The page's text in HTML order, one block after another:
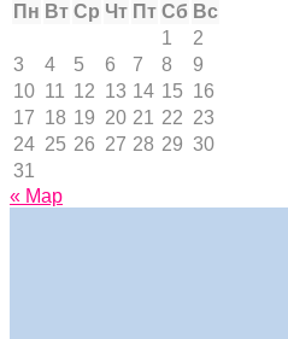
Пн Вт Ср Чт Пт Сб Вс
1
2
3
4 5 6 7 8
9
10 11 12 13 14 15 16
17 18 19 20 21 22 23
24 25 26 27 28 29 30
31
« Мар